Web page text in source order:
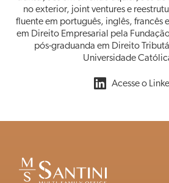
no exterior, joint ventures e
fluente em português, inglês, francês
em Direito Empresarial pela
pós-graduanda em Direito
Universidade
Acesse o